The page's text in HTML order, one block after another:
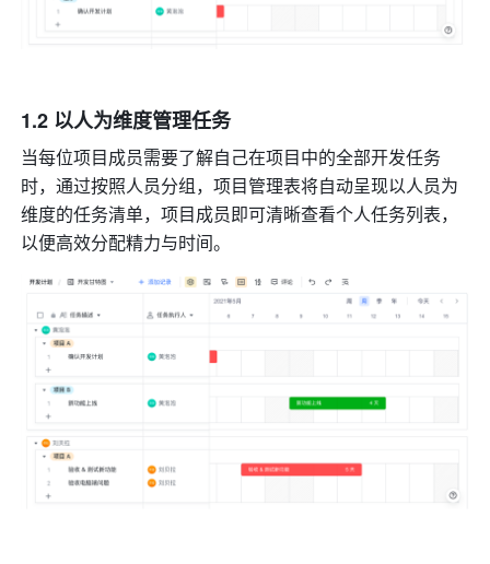
1.2 以人为维度管理任务
当每位项目成员需要了解自己在项目中的全部开发任务
时，通过按照人员分组，项目管理表将自动呈现以人员为
维度的任务清单，项目成员即可清晰查看个人任务列表，
以便高效分配精力与时间。